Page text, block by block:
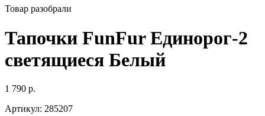
Товар разобрали
Тапочки FunFur Единорог-2
светящиеся Белый
1 790 р.
Артикул: 285207